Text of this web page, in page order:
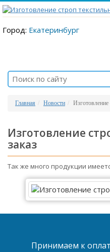
Город: Екатеринбург
Главная Новости Изготовление
Изготовление
заказ
Так же много продукции
Принимаем к